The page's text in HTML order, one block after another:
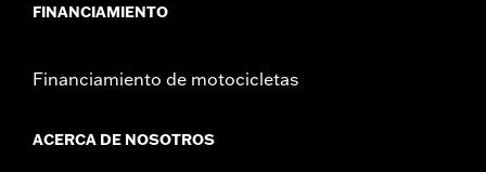
FINANCIAMIENTO
Financiamiento de motocicletas
ACERCA DE NOSOTROS